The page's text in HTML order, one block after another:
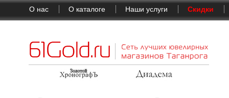
О нас О каталоге Наши услуги Скидки